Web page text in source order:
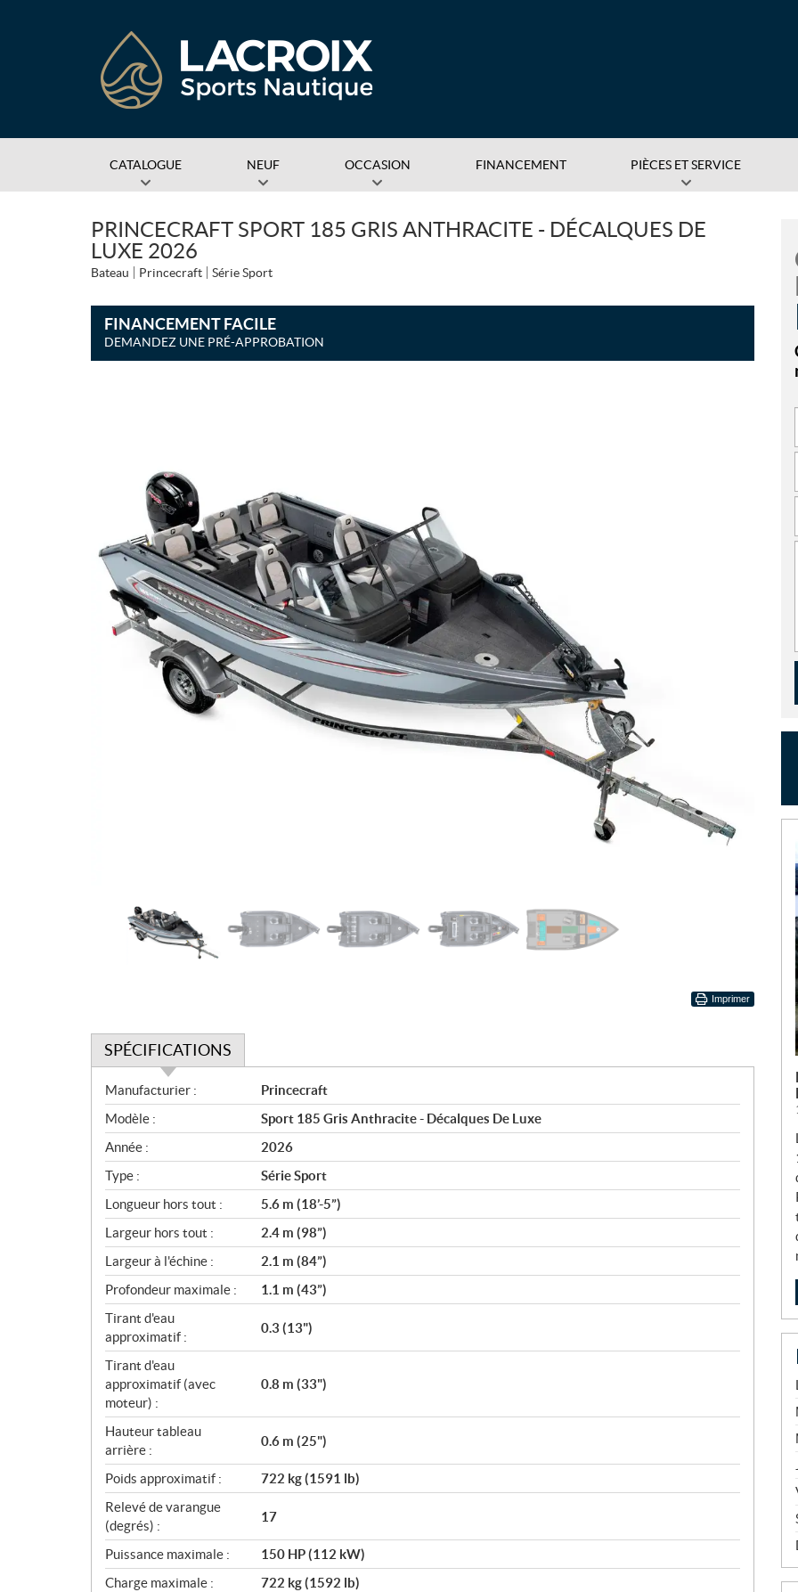
CATALOGUE NEUF OCCASION FINANCEMENT PIÈCES ET SERVICE
PRINCECRAFT SPORT 185 GRIS ANTHRACITE - DÉCALQUES DE
LUXE 2026
Bateau Princecraft Série Sport
FINANCEMENT FACILE
DEMANDEZ UNE PRÉ-APPROBATION
Imprimer
SPÉCIFICATIONS
S
p
é
c
i
f
i
c
a
t
i
o
n
s
Manufacturier :
Princecraft
Modèle :
Sport 185 Gris Anthracite - Décalques De Luxe
Année :
2026
Type :
Série Sport
Longueur hors tout :
5.6 m (18’-5”)
Largeur hors tout :
2.4 m (98”)
Largeur à l'échine :
2.1 m (84”)
Profondeur maximale :
1.1 m (43”)
Tirant d'eau
approximatif :
0.3 (13")
Tirant d'eau
approximatif (avec
moteur) :
0.8 m (33")
Hauteur tableau
arrière :
0.6 m (25")
Poids approximatif :
722 kg (1591 lb)
Relevé de varangue
(degrés) :
17
Puissance maximale :
150 HP (112 kW)
Charge maximale :
722 kg (1592 lb)
I